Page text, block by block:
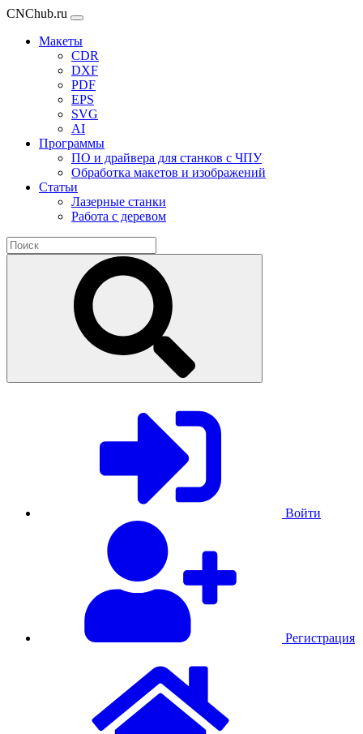
CNChub.ru
Макеты
CDR
DXF
PDF
EPS
SVG
AI
Программы
ПО и драйвера для станков с ЧПУ
Обработка макетов и изображений
Статьи
Лазерные станки
Работа с деревом
Войти
Регистрация